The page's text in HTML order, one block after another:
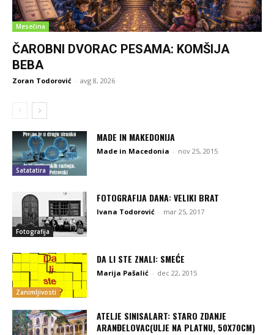
Mesečina
ČAROBNI DVORAC PESAMA: KOMŠIJA
BEBA
Zoran Todorović - avg 8, 2026
Satatatira
MADE IN MAKEDONIJA
Made in Macedonia - nov 25, 2015
Fotografija
FOTOGRAFIJA DANA: VELIKI BRAT
Ivana Todorović - mar 25, 2017
Zanimljivosti
DA LI STE ZNALI: SMEĆE
Marija Pašalić - dec 22, 2015
ATELJE SINISALART: STARO ZDANJE
ARANĐELOVAC(ULJE NA PLATNU, 50X70CM)